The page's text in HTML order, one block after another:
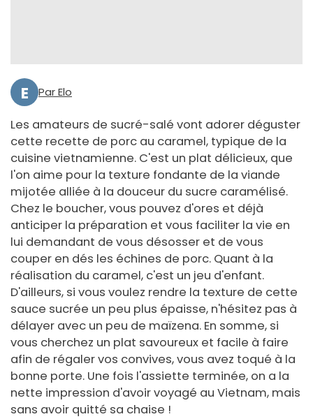
E Par Elo
Les amateurs de sucré-salé vont adorer déguster
cette recette de porc au caramel, typique de la
cuisine vietnamienne. C'est un plat délicieux, que
l'on aime pour la texture fondante de la viande
mijotée alliée à la douceur du sucre caramélisé.
Chez le boucher, vous pouvez d'ores et déjà
anticiper la préparation et vous faciliter la vie en
lui demandant de vous désosser et de vous
couper en dés les échines de porc. Quant à la
réalisation du caramel, c'est un jeu d'enfant.
D'ailleurs, si vous voulez rendre la texture de cette
sauce sucrée un peu plus épaisse, n'hésitez pas à
délayer avec un peu de maïzena. En somme, si
vous cherchez un plat savoureux et facile à faire
afin de régaler vos convives, vous avez toqué à la
bonne porte. Une fois l'assiette terminée, on a la
nette impression d'avoir voyagé au Vietnam, mais
sans avoir quitté sa chaise !